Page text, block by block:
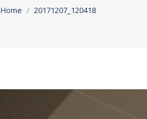
Je bent hier:
Home 20171207_120418